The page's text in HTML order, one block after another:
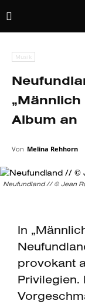
Musik
„Männlich
Album an
Von Melina Rehhorn
Neufundland // © Jean
In
provokant
Privilegien.